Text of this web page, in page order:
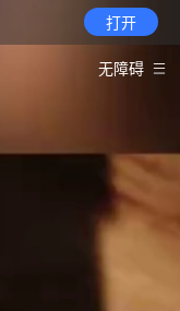
打开
无障碍